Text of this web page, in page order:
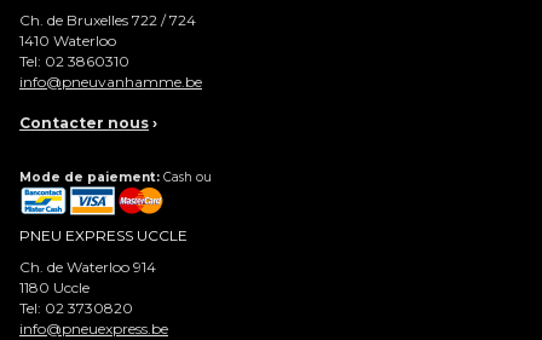
Ch. de Bruxelles 722 / 724
1410 Waterloo
Tel: 02 3860310
info@pneuvanhamme.be
Contacter nous ›
Mode de paiement: Cash ou
PNEU EXPRESS UCCLE
Ch. de Waterloo 914
1180 Uccle
Tel: 02 3730820
info@pneuexpress.be